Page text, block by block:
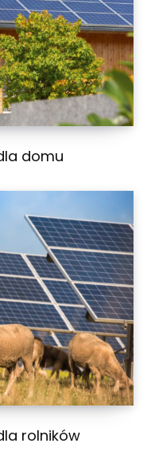
domu
rolników